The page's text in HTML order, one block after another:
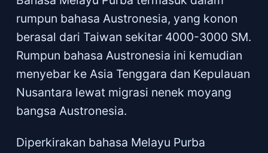
rumpun bahasa Austronesia, yang konon
berasal dari Taiwan sekitar 4000-3000 SM.
Rumpun bahasa Austronesia ini kemudian
menyebar ke Asia Tenggara dan Kepulauan
Nusantara lewat migrasi nenek moyang
bangsa Austronesia.
Diperkirakan bahasa Melayu Purba